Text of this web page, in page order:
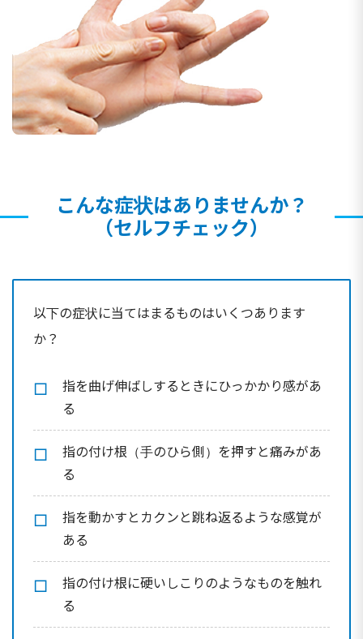
こんな症状はありませんか？
（セルフチェック）
以下の症状に当てはまるものはいくつあります
か？
指を曲げ伸ばしするときにひっかかり感があ
る
指の付け根（手のひら側）を押すと痛みがあ
る
指を動かすとカクンと跳ね返るような感覚が
ある
指の付け根に硬いしこりのようなものを触れ
る